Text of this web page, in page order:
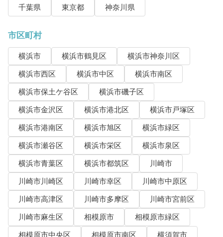
千葉県
東京都 神奈川県
市区町村
横浜市 横浜市鶴見区
横浜市神奈川区
横浜市西区
横浜市中区
横浜市南区
横浜市保土ケ谷区
横浜市磯子区
横浜市金沢区
横浜市港北区
横浜市戸塚区
横浜市港南区
横浜市旭区
横浜市緑区
横浜市瀬谷区
横浜市栄区
横浜市泉区
横浜市青葉区
横浜市都筑区
川崎市
川崎市川崎区
川崎市幸区
川崎市中原区
川崎市高津区
川崎市多摩区
川崎市宮前区
川崎市麻生区
相模原市
相模原市緑区
相模原市中央区
相模原市南区
横須賀市